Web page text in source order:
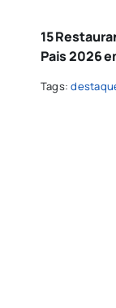
15
Pais 2026
Tags: